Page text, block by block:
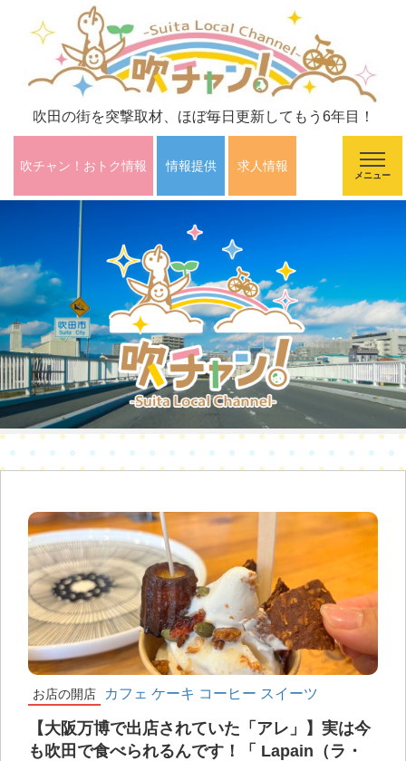
吹田の街を突撃取材、ほぼ毎日更新してもう6年目！
吹チャン！おトク情報 情報提供 求人情報
メニュー
お店の開店 カフェ ケーキ コーヒー スイーツ
【大阪万博で出店されていた「アレ」】実は今
も吹田で食べられるんです！「 Lapain（ラ・